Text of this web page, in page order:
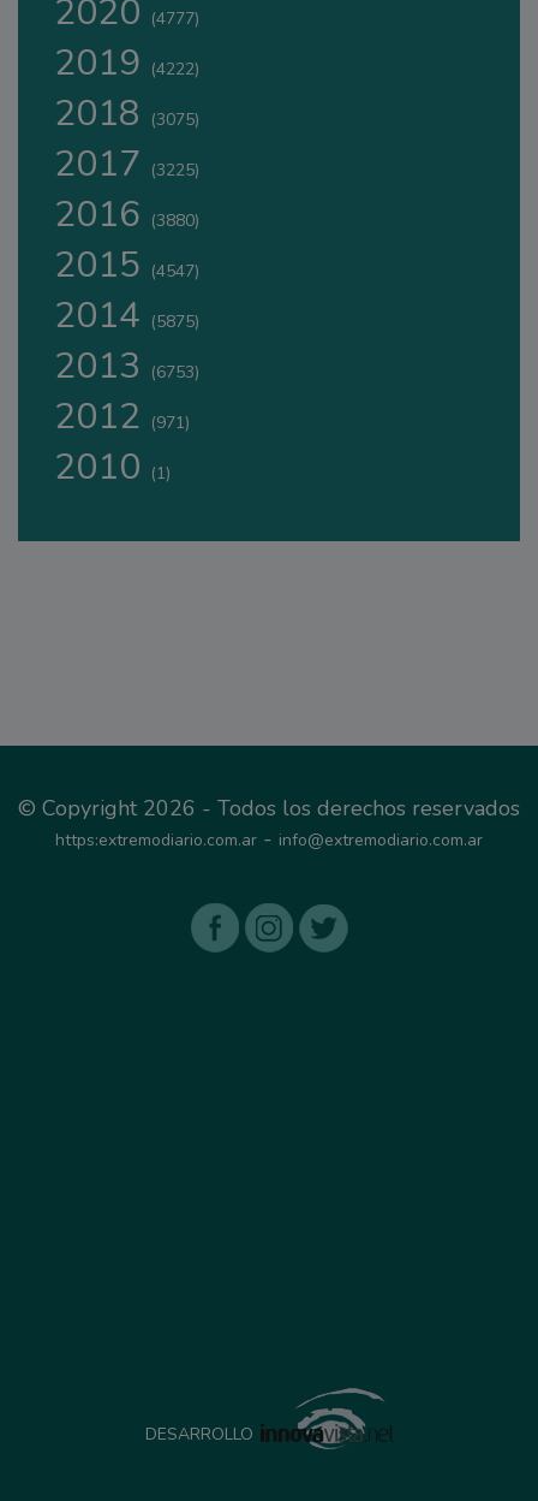
2020 (4777)
2019 (4222)
2018 (3075)
2017 (3225)
2016 (3880)
2015 (4547)
2014 (5875)
2013 (6753)
2012 (971)
2010 (1)
© Copyright 2026 - Todos los derechos reservados
https:extremodiario.com.ar - info@extremodiario.com.ar
DESARROLLO